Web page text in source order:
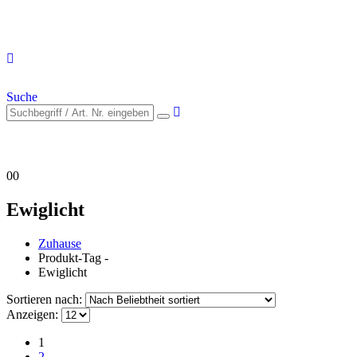
Suche
00
Ewiglicht
Zuhause
Produkt-Tag -
Ewiglicht
Sortieren nach:
Anzeigen:
1